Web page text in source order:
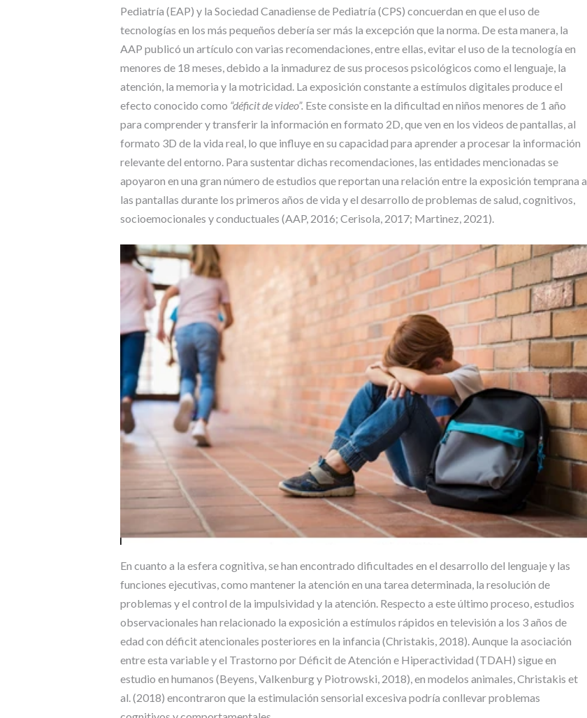
Pediatría (EAP) y la Sociedad Canadiense de Pediatría (CPS) concuerdan en que el uso de
tecnologías en los más pequeños debería ser más la excepción que la norma. De esta manera, la
AAP publicó un artículo con varias recomendaciones, entre ellas, evitar el uso de la tecnología en
menores de 18 meses, debido a la inmadurez de sus procesos psicológicos como el lenguaje, la
atención, la memoria y la motricidad. La exposición constante a estímulos digitales produce el
efecto conocido como “déficit de video”. Este consiste en la dificultad en niños menores de 1 año
para comprender y transferir la información en formato 2D, que ven en los videos de pantallas, al
formato 3D de la vida real, lo que influye en su capacidad para aprender a procesar la información
relevante del entorno. Para sustentar dichas recomendaciones, las entidades mencionadas se
apoyaron en una gran número de estudios que reportan una relación entre la exposición temprana a
las pantallas durante los primeros años de vida y el desarrollo de problemas de salud, cognitivos,
socioemocionales y conductuales (AAP, 2016; Cerisola, 2017; Martinez, 2021).
En cuanto a la esfera cognitiva, se han encontrado dificultades en el desarrollo del lenguaje y las
funciones ejecutivas, como mantener la atención en una tarea determinada, la resolución de
problemas y el control de la impulsividad y la atención. Respecto a este último proceso, estudios
observacionales han relacionado la exposición a estímulos rápidos en televisión a los 3 años de
edad con déficit atencionales posteriores en la infancia (Christakis, 2018). Aunque la asociación
entre esta variable y el Trastorno por Déficit de Atención e Hiperactividad (TDAH) sigue en
estudio en humanos (Beyens, Valkenburg y Piotrowski, 2018), en modelos animales, Christakis et
al. (2018) encontraron que la estimulación sensorial excesiva podría conllevar problemas